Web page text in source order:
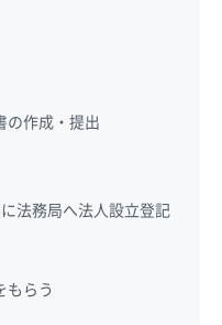
の作成・提出
法務局へ法人設立登記
もらう